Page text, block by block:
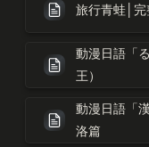
旅行青蛙│
動漫日語「
王）
動漫日語「
洛篇